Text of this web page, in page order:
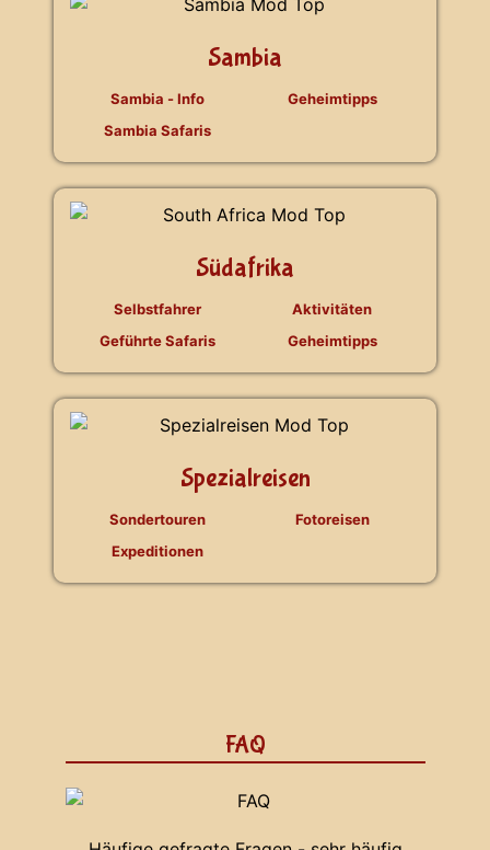
Sambia
Sambia - Info
Sambia Safaris
Geheimtipps
Südafrika
Selbstfahrer
Geführte Safaris
Aktivitäten
Geheimtipps
Spezialreisen
Sondertouren
Expeditionen
Fotoreisen
FAQ